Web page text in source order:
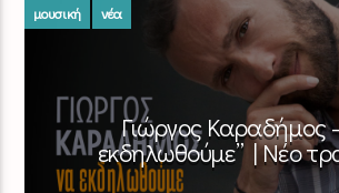
μουσική νέα
Γιώργος Καραδήμος
εκδηλωθούμε” | Νέο